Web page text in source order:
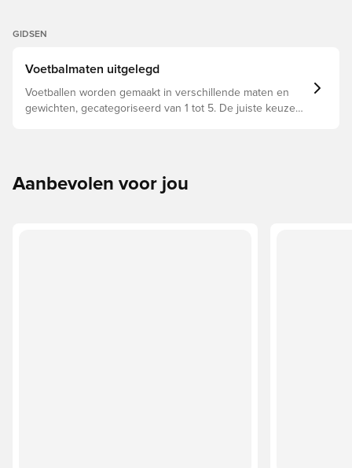
GIDSEN
Voetbalmaten uitgelegd
Voetballen worden gemaakt in verschillende maten en
gewichten, gecategoriseerd van 1 tot 5. De juiste keuze
Aanbevolen voor jou